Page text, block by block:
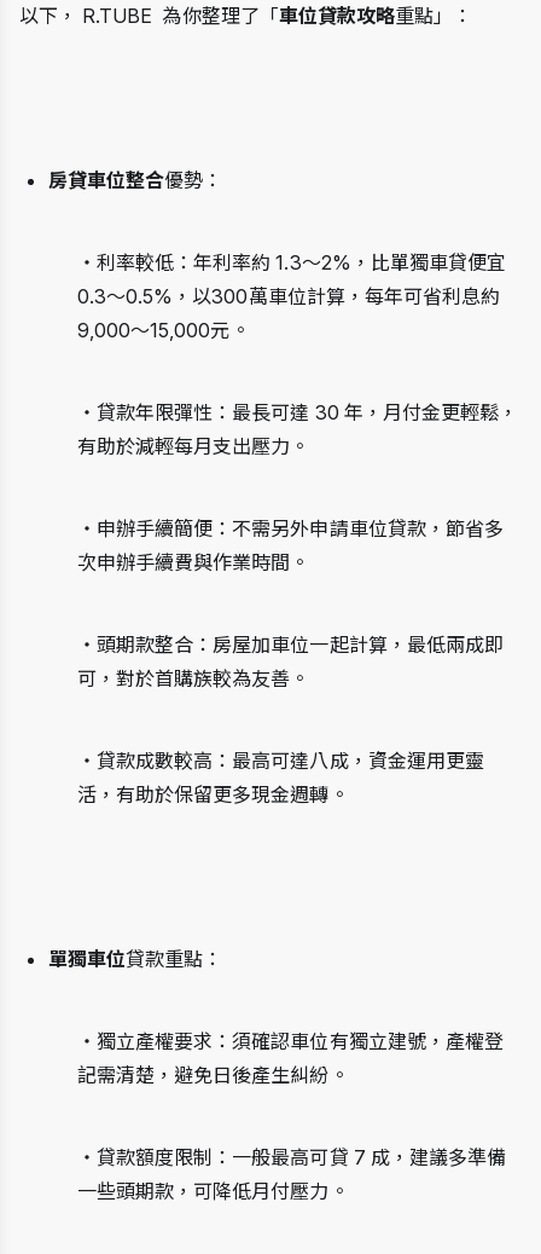
以下， R.TUBE  為你整理了「車位貸款攻略重點」：
房貸車位整合優勢：
・利率較低：年利率約 1.3～2%，比單獨車貸便宜
0.3～0.5%，以300萬車位計算，每年可省利息約
9,000～15,000元。
・貸款年限彈性：最長可達 30 年，月付金更輕鬆，
有助於減輕每月支出壓力。
・申辦手續簡便：不需另外申請車位貸款，節省多
次申辦手續費與作業時間。
・頭期款整合：房屋加車位一起計算，最低兩成即
可，對於首購族較為友善。
・貸款成數較高：最高可達八成，資金運用更靈
活，有助於保留更多現金週轉。
單獨車位貸款重點：
・獨立產權要求：須確認車位有獨立建號，產權登
記需清楚，避免日後產生糾紛。
・貸款額度限制：一般最高可貸 7 成，建議多準備
一些頭期款，可降低月付壓力。